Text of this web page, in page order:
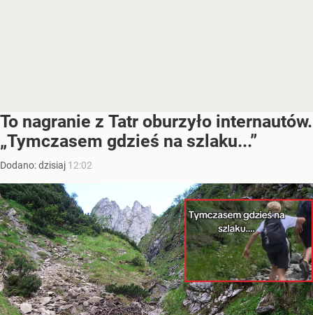
To nagranie z Tatr oburzyło internautów.
„Tymczasem gdzieś na szlaku...”
Dodano:dzisiaj 12:02